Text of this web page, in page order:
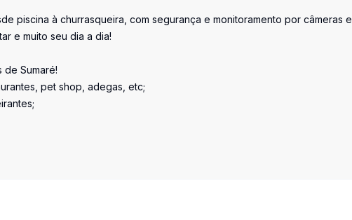
piscina à churrasqueira, com segurança e monitoramento por câmeras e
e muito seu dia a dia!
de Sumaré!
pet shop, adegas, etc;